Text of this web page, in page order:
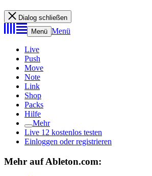
Dialog schließen
Menü Menü
Live
Push
Move
Note
Link
Shop
Packs
Hilfe
Mehr
Live 12 kostenlos testen
Einloggen oder registrieren
Mehr auf Ableton.com: